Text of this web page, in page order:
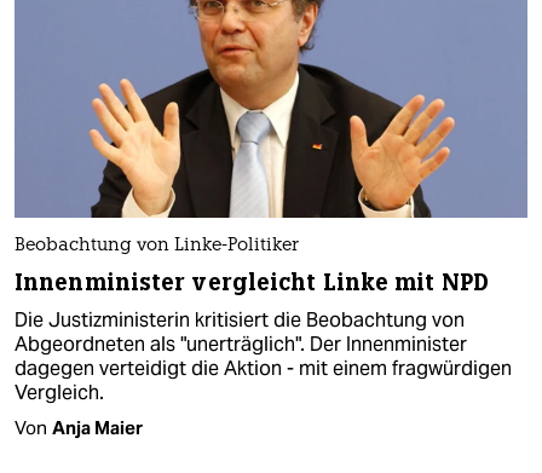
Beobachtung von Linke-Politiker
Innenminister vergleicht Linke mit NPD
Die Justizministerin kritisiert die Beobachtung von
Abgeordneten als "unerträglich". Der Innenminister
dagegen verteidigt die Aktion - mit einem fragwürdigen
Vergleich.
Von Anja Maier